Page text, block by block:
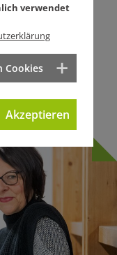
wird sie
– Stand heute –
Manuel Hagel
verwendet
Cookies
Akzeptieren